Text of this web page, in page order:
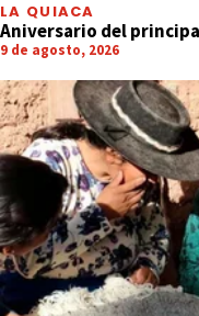
LA QUIACA
Aniversario del
9 de agosto, 2026